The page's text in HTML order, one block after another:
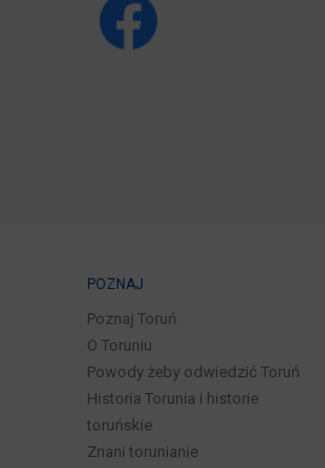
POZNAJ
Poznaj Toruń
O Toruniu
Powody żeby odwiedzić Toruń
Historia Torunia i historie
toruńskie
Znani torunianie